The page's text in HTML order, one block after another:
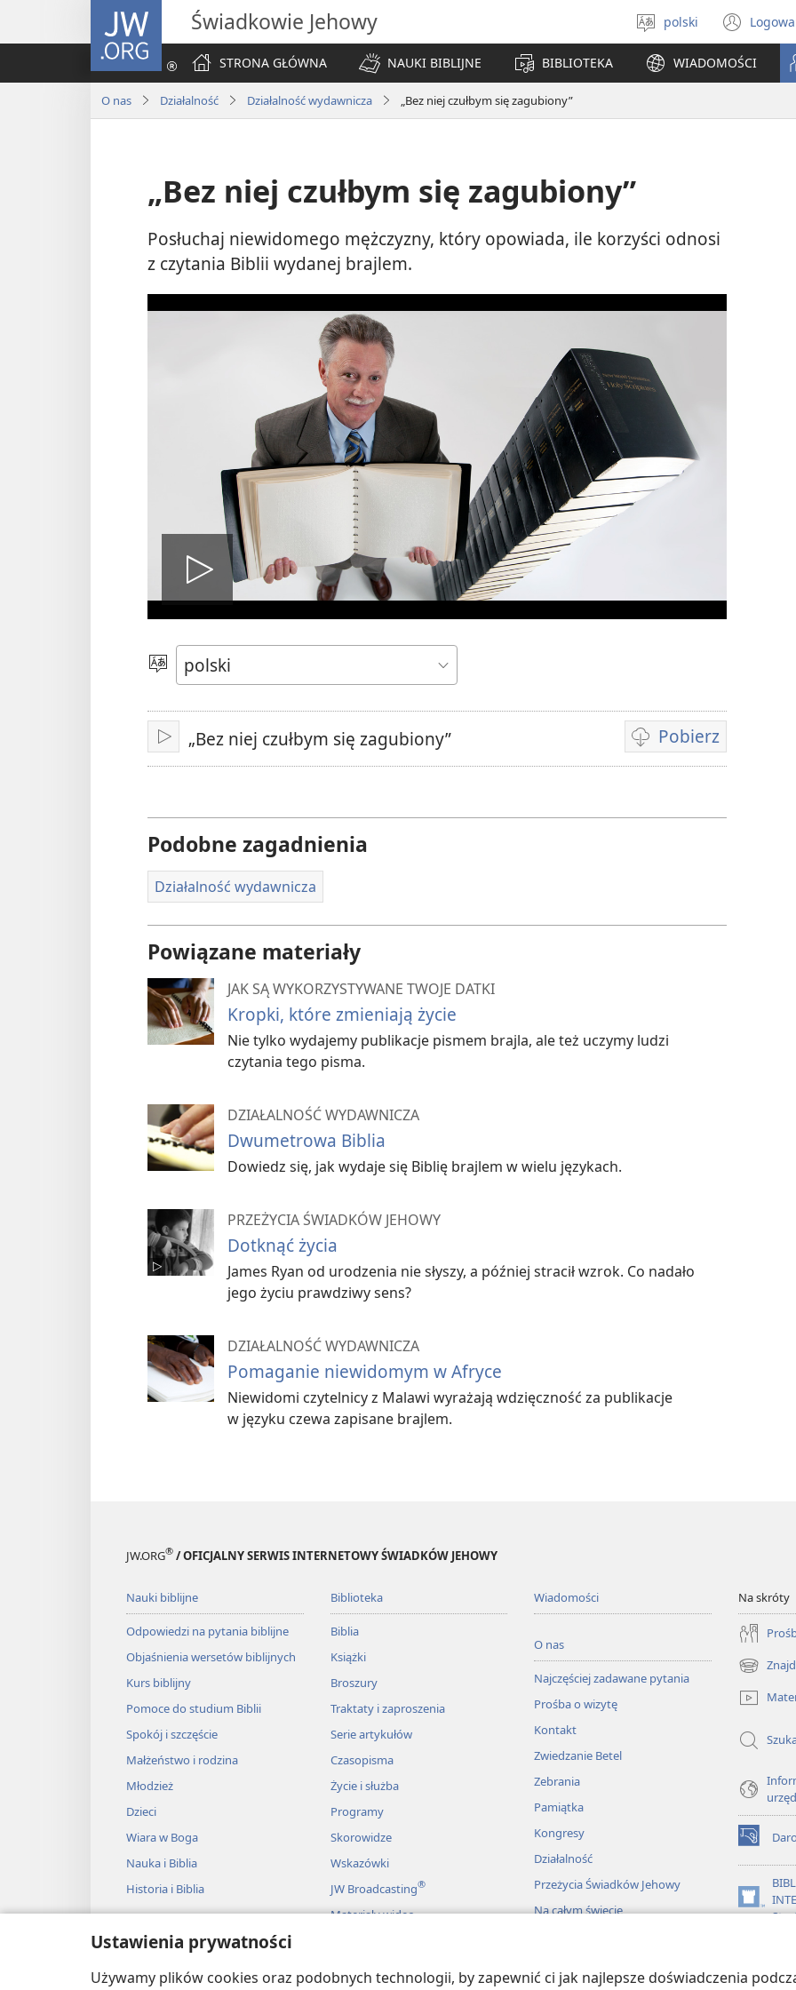
Ustawienia prywatności
Używamy plików cookies oraz podobnych technologii, by zapewnić ci jak najlepsze doświadczenia
JW.ORG Świadkowie Jehowy
Wybór
języka
polski
new
STRONA GŁÓWNA
NAUKI BIBLIJNE BIBLIOTEKA WIADOMOŚCI
O nas Działalność Działalność wydawnicza „Bez niej czułbym się zagubiony”
„Bez niej czułbym się zagubiony”
Posłuchaj niewidomego mężczyzny, który opowiada, ile korzyści odnosi
z czytania Biblii wydanej brajlem.
Odtwórz
wideo
Wybierz
język
Odtwarzaj
„Bez niej czułbym się zagubiony” Pobierz
Opcje
pobierania
Podobne zagadnienia
Działalność wydawnicza
Powiązane materiały
JAK SĄ WYKORZYSTYWANE TWOJE DATKI
Kropki, które zmieniają życie
Nie tylko wydajemy publikacje pismem brajla, ale też uczymy ludzi
czytania tego pisma.
DZIAŁALNOŚĆ WYDAWNICZA
Dwumetrowa Biblia
Dowiedz się, jak wydaje się Biblię brajlem w wielu językach.
PRZEŻYCIA ŚWIADKÓW JEHOWY
Dotknąć życia
James Ryan od urodzenia nie słyszy, a później stracił wzrok. Co nadało
jego życiu prawdziwy sens?
DZIAŁALNOŚĆ WYDAWNICZA
Pomaganie niewidomym w Afryce
Niewidomi czytelnicy z Malawi wyrażają wdzięczność za publikacje
w języku czewa zapisane brajlem.
JW.ORG® / OFICJALNY SERWIS INTERNETOWY ŚWIADKÓW JEHOWY
Nauki biblijne
Odpowiedzi na pytania biblijne
Objaśnienia wersetów biblijnych
Kurs biblijny
Pomoce do studium Biblii
Spokój i szczęście
Małżeństwo i rodzina
Młodzież
Dzieci
Wiara w Boga
Nauka i Biblia
Historia i Biblia
Biblioteka
Biblia
Książki
Broszury
Traktaty i zaproszenia
Serie artykułów
Czasopisma
Życie i służba
Programy
Skorowidze
Wskazówki
JW Broadcasting®
Materiały wideo
Wiadomości
O nas
Najczęściej zadawane pytania
Prośba o wizytę
Kontakt
Zwiedzanie Betel
Zebrania
Pamiątka
Kongresy
Działalność
Przeżycia Świadków Jehowy
Na całym świecie
Na skróty
(opens
new
window)
(opens
new
window)
(opens